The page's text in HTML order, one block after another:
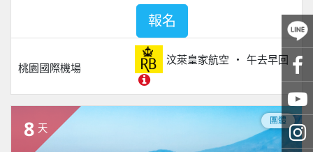
桃園國際機場
汶萊皇家航空 午去早回
報名
8 天
團體